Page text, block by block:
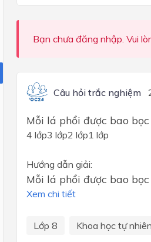
Bạn chưa đăng nhập. Vui
Câu hỏi trắc nghiệm
Mỗi lá phổi được bao
4 lớp3 lớp2 lớp1 lớp
Hướng dẫn giải:
Mỗi lá phổi được bao
Xem chi tiết
Lớp 8 Khoa học tự nhiên